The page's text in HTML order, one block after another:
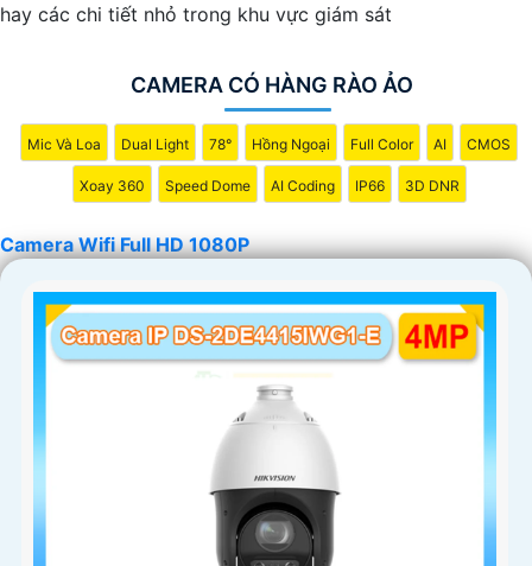
hay các chi tiết nhỏ trong khu vực giám sát
CAMERA CÓ HÀNG RÀO ẢO
Mic Và Loa Dual Light 78° Hồng Ngoại Full Color AI CMOS
Xoay 360 Speed Dome AI Coding IP66 3D DNR
Camera Wifi Full HD 1080P